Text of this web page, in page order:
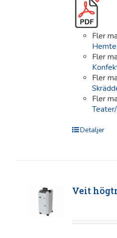
Fler
Fler
Fler
Fler
Detaljer
Veit